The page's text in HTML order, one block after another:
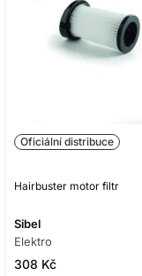
Oficiální distribuce
Hairbuster motor filtr
Sibel
Elektro
308 Kč